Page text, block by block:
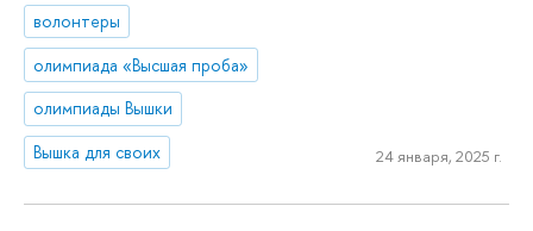
волонтеры
олимпиада «Высшая проба»
олимпиады Вышки
Вышка для своих
24 января, 2025 г.